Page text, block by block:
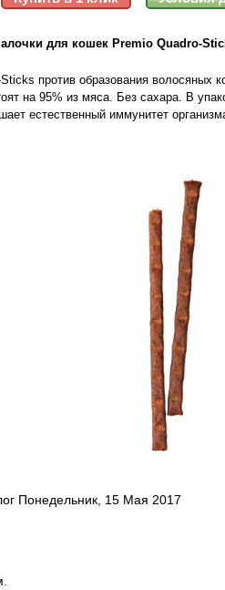
для кошек Premio Quadro-
против образования волосяных
на 95% из мяса. Без сахара. В
естественный иммунитет
Понедельник, 15 Мая 2017